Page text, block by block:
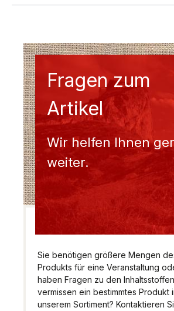
Fragen zum
Artikel
Wir helfen Ihnen
weiter.
Sie benötigen größere Mengen
Produkts für eine Veranstaltung
haben Fragen zu den
vermissen ein bestimmtes Produkt
unserem Sortiment? Kontaktieren